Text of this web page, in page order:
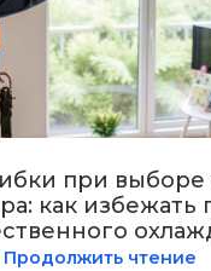
при выборе
как избежать
Продолжить чтение